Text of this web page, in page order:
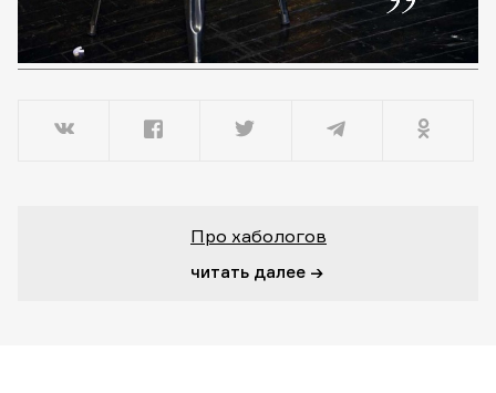
Про хабологов
читать далее →